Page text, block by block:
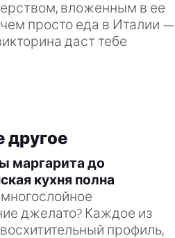
вложенным в ее
просто еда в Италии —
даст тебе
другое
маргарита до
кухня полна
джелато? Каждое из
профиль,